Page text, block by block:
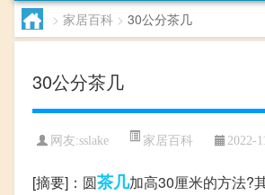
> 家居百科 > 30公分茶几
30公分茶几
网友:sslake 家居百科 2022-
[摘要]：圆茶几加高30厘米的方法?